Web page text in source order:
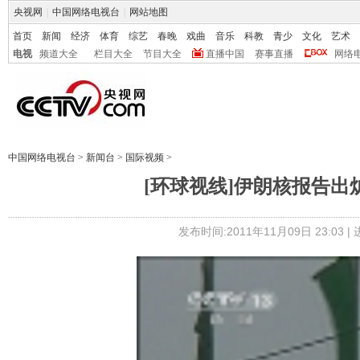
央视网 中国网络电视台 网站地图
首页 新闻 经济 体育 综艺 春晚 戏曲 音乐 科教 青少 文化
艺术
电视
频道大全 栏目大全 节目大全 直播中国 赛事直播 网络
中国网络电视台 > 新闻台 > 国际视频 >
[环球视线]伊朗核报告出
发布时间:2011年11月09日 23:03 |